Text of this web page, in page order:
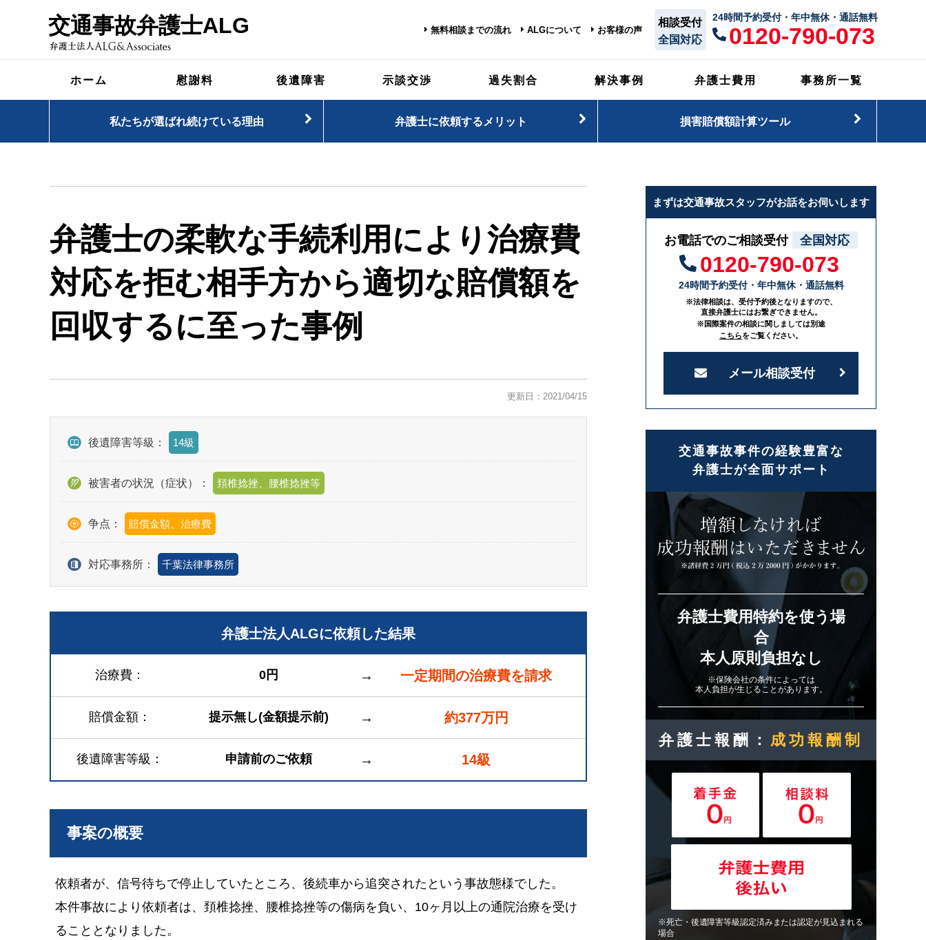
交通事故弁護士ALG 無料相談までの流れ ALGについて お客様の声
相談受付
全国対応
24時間予約受付・年中無休・通話無料
0120-790-073
ホーム 慰謝料 後遺障害 示談交渉 過失割合 解決事例 弁護士費用 事務所一覧
私たちが選ばれ続けている理由 弁護士に依頼するメリット 損害賠償額計算ツール
弁護士の柔軟な手続利用により治療費
対応を拒む相手方から適切な賠償額を
回収するに至った事例
更新日：2021/04/15
後遺障害等級： 14級
被害者の状況（症状）： 頚椎捻挫、腰椎捻挫等
争点： 賠償金額、治療費
対応事務所： 千葉法律事務所
弁護士法人ALGに依頼した結果
治療費 0円 → 一定期間の治療費を請求
賠償金額 提示無し(金額提示前) → 約377万円
後遺障害等級 申請前のご依頼 → 14級
事案の概要
依頼者が、信号待ちで停止していたところ、後続車から追突されたという事故態様でした。
本件事故により依頼者は、頚椎捻挫、腰椎捻挫等の傷病を負い、10ヶ月以上の通院治療を受け
ることとなりました。
まずは交通事故スタッフがお話をお伺いします
お電話でのご相談受付 全国対応
0120-790-073
24時間予約受付・年中無休・通話無料
※法律相談は、受付予約後となりますので、
直接弁護士にはお繋ぎできません。
※国際案件の相談に関しましては別途
こちらをご覧ください。
メール相談受付
交通事故事件の経験豊富な
弁護士が全面サポート
弁護士費用特約を使う場
合
本人原則負担なし
※保険会社の条件によっては
本人負担が生じることがあります。
弁護士報酬： 成功報酬制
※死亡・後遺障害等級認定済みまたは認定が見込まれる
場合